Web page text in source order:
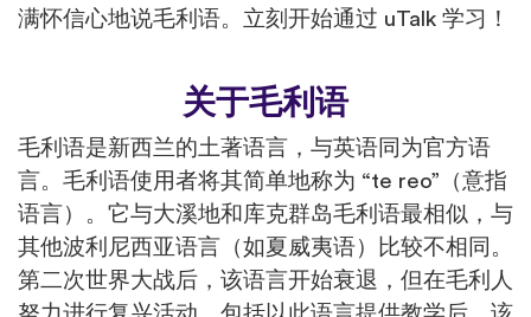
满怀信心地说毛利语。立刻开始通过 uTalk 学习！
关于毛利语
毛利语是新西兰的土著语言，与英语同为官方语
言。毛利语使用者将其简单地称为 “te reo”（意指
语言）。它与大溪地和库克群岛毛利语最相似，与
其他波利尼西亚语言（如夏威夷语）比较不相同。
第二次世界大战后，该语言开始衰退，但在毛利人